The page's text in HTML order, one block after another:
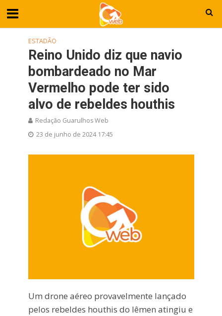
ESTADÃO
Reino Unido diz que navio
bombardeado no Mar
Vermelho pode ter sido
alvo de rebeldes houthis
Redação Guarulhos Web
23 de junho de 2024 17:45
Um drone aéreo provavelmente lançado
pelos rebeldes houthis do Iêmen atingiu e